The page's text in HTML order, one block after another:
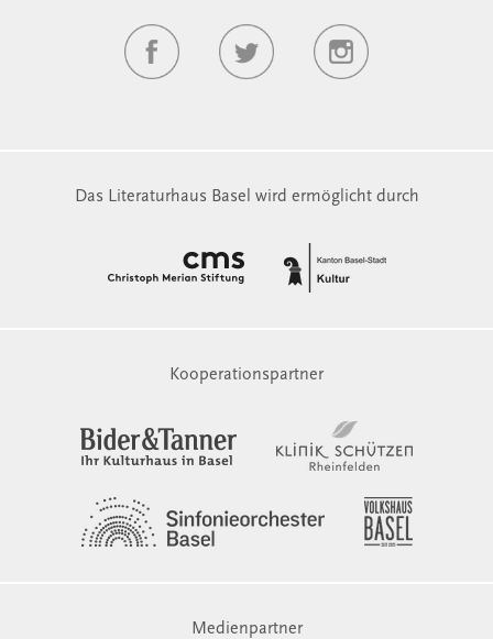
Das Literaturhaus Basel wird ermöglicht durch
Kooperationspartner
Medienpartner